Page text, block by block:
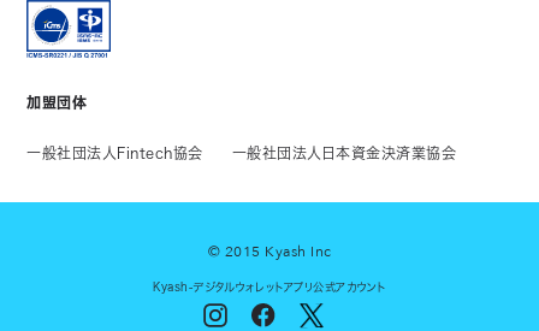
加盟団体
一般社団法人Fintech協会 一般社団法人日本資金決済業協会
© 2015 Kyash Inc
Kyash-デジタルウォレットアプリ公式アカウント